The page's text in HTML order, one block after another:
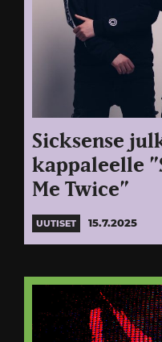
Sicksense
kappaleelle
Me Twice”
UUTISET 15.7.2025